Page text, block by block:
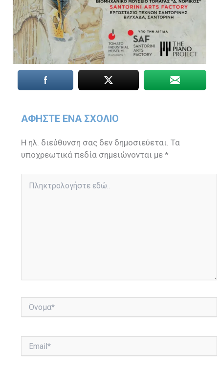
ΑΦΉΣΤΕ ΈΝΑ ΣΧΌΛΙΟ
Η ηλ. διεύθυνση σας δεν δημοσιεύεται. Τα
υποχρεωτικά πεδία σημειώνονται με*
εδώ..
Όνομα*